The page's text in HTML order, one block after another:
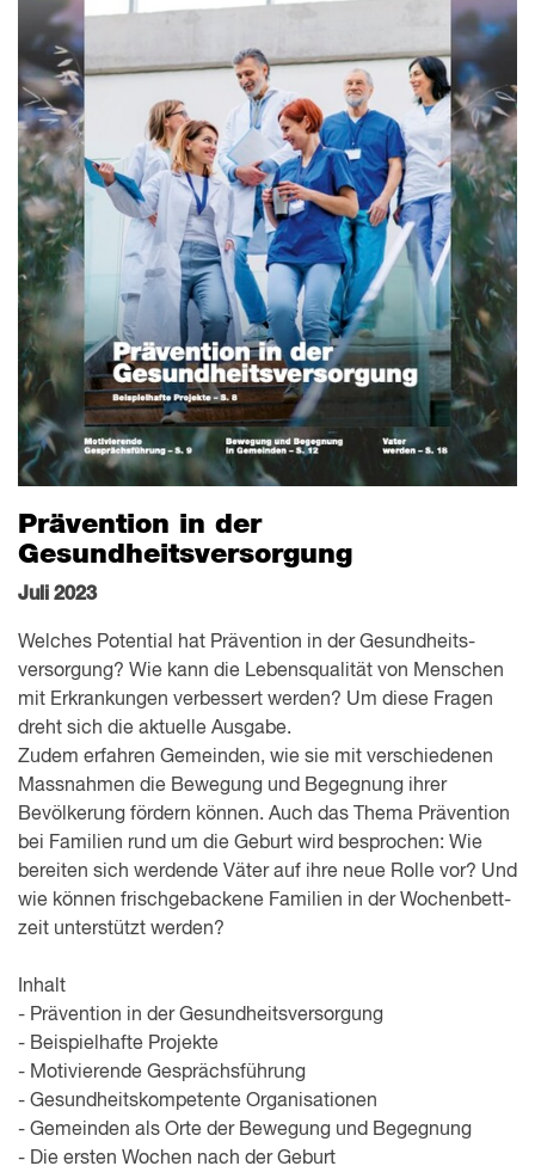
Prävention in der
Gesundheitsversorgung
Juli 2023
Welches Potential hat Prävention in der Gesundheits­
versorgung? Wie kann die Lebensqualität von Menschen
mit Erkrankungen verbessert werden? Um diese Fragen
dreht sich die aktuelle Ausgabe.
Zudem erfahren Gemeinden, wie sie mit verschiedenen
Massnahmen die Bewegung und Begegnung ihrer
Bevölkerung fördern können. Auch das Thema Prävention
bei Familien rund um die Geburt wird besprochen: Wie
bereiten sich werdende Väter auf ihre neue Rolle vor? Und
wie können frisch­gebackene Familien in der Wochen­bett­
zeit unterstützt werden?
Inhalt
- Prävention in der Gesundheitsversorgung
- Beispielhafte Projekte
- Motivierende Gesprächsführung
- Gesundheitskompetente Organisationen
- Gemeinden als Orte der Bewegung und Begegnung
- Die ersten Wochen nach der Geburt